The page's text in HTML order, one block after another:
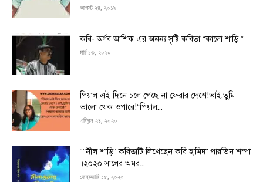
আগস্ট ২৪, ২০১৯
কবি- অর্ণব আশিক এর অনন্য সৃষ্টি কবিতা “কালো শাড়ি ”
মার্চ ১৩, ২০২০
পিয়াল এই দিনে চলে গেছে না ফেরার দেশে!ভাই,তুমি
ভালো থেক ওপারে!“পিয়াল...
এপ্রিল ২৪, ২০২০
“”নীল শাড়ি” কবিতাটি লিখেছেন কবি হামিদা পারভিন শম্পা
।২০২০ সালের অমর...
ফেব্রুয়ারি ১৫, ২০২০